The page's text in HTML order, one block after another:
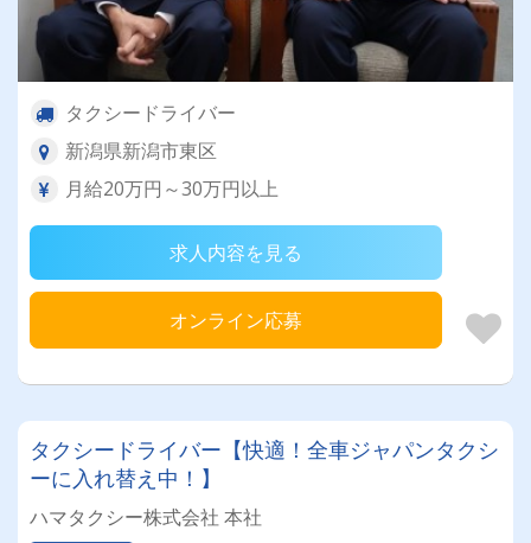
タクシードライバー
新潟県新潟市東区
月給20万円～30万円以上
求人内容を見る
オンライン応募
タクシードライバー【快適！全車ジャパンタクシ
ーに入れ替え中！】
ハマタクシー株式会社 本社